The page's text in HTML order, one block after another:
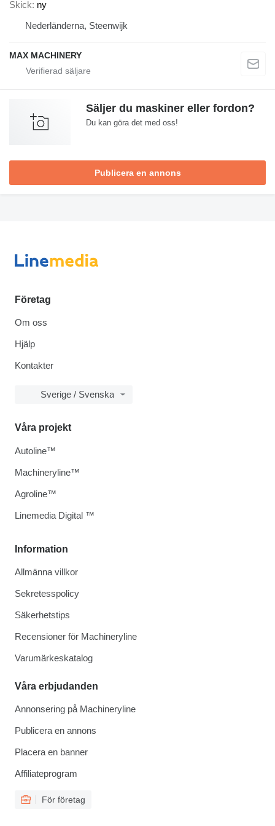
Skick ny
Nederländerna, Steenwijk
MAX MACHINERY
Säljer du maskiner eller fordon?
Du kan göra det med oss!
Publicera en annons
Företag
Om oss
Hjälp
Kontakter
Sverige / Svenska
Information
Allmänna villkor
Sekretesspolicy
Säkerhetstips
Recensioner för Machineryline
Varumärkeskatalog
Våra erbjudanden
Annonsering på Machineryline
Publicera en annons
Placera en banner
Affiliateprogram
För företag
Våra projekt
Autoline™
Machineryline™
Agroline™
Linemedia Digital ™